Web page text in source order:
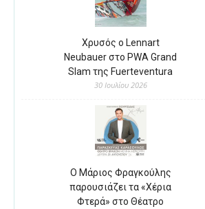
Χρυσός ο Lennart
Neubauer στο PWA Grand
Slam της Fuerteventura
30 Ιουλίου 2026
Ο Μάριος Φραγκούλης
παρουσιάζει τα «Χέρια
Φτερά» στο Θέατρο